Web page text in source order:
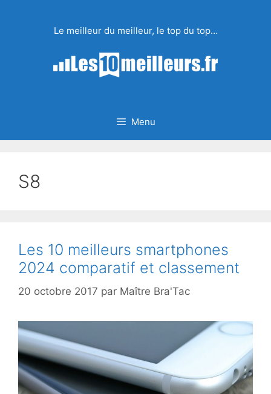
Le meilleur du meilleur, le top du top…
Menu
S8
Les 10 meilleurs smartphones
2024 comparatif et classement
20 octobre 2017 par Maître Bra'Tac